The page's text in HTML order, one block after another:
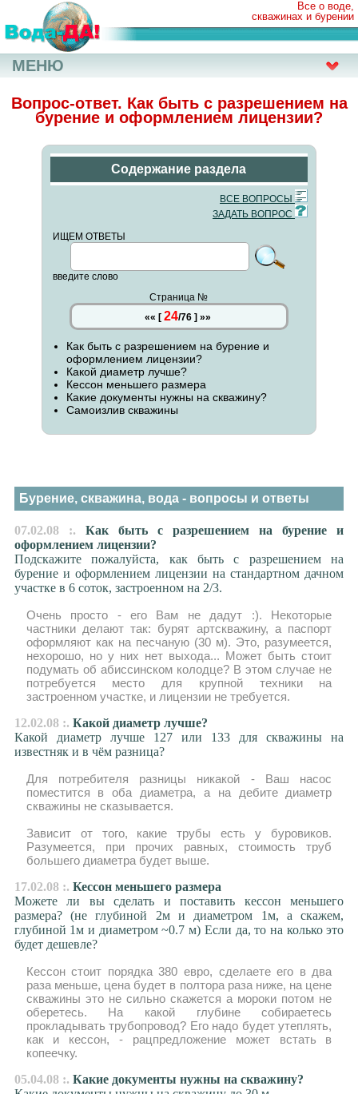
Все о воде,
скважинах и бурении
Вопрос-ответ. Как быть с разрешением на
бурение и оформлением лицензии?
Содержание раздела
ВСЕ ВОПРОСЫ
ЗАДАТЬ ВОПРОС
ИЩЕМ ОТВЕТЫ
введите слово
Страница №
«« [ 24/76] »»
Как быть с разрешением на бурение и
оформлением лицензии?
Какой диаметр лучше?
Кессон меньшего размера
Какие документы нужны на скважину?
Самоизлив скважины
Бурение, скважина, вода - вопросы и ответы
07.02.08 :. Как быть с разрешением на бурение и
оформлением лицензии?
Подскажите пожалуйста, как быть с разрешением на
бурение и оформлением лицензии на стандартном дачном
участке в 6 соток, застроенном на 2/3.
Очень просто - его Вам не дадут :). Некоторые
частники делают так: бурят артскважину, а паспорт
оформляют как на песчаную (30 м). Это, разумеется,
нехорошо, но у них нет выхода... Может быть стоит
подумать об абиссинском колодце? В этом случае не
потребуется место для крупной техники на
застроенном участке, и лицензии не требуется.
12.02.08 :. Какой диаметр лучше?
Какой диаметр лучше 127 или 133 для скважины на
известняк и в чём разница?
Для потребителя разницы никакой - Ваш насос
поместится в оба диаметра, а на дебите диаметр
скважины не сказывается.
Зависит от того, какие трубы есть у буровиков.
Разумеется, при прочих равных, стоимость труб
большего диаметра будет выше.
17.02.08 :. Кессон меньшего размера
Можете ли вы сделать и поставить кессон меньшего
размера? (не глубиной 2м и диаметром 1м, а скажем,
глубиной 1м и диаметром ~0.7 м) Если да, то на колько это
будет дешевле?
Кессон стоит порядка 380 евро, сделаете его в два
раза меньше, цена будет в полтора раза ниже, на цене
скважины это не сильно скажется а мороки потом не
оберетесь. На какой глубине собираетесь
прокладывать трубопровод? Его надо будет утеплять,
как и кессон, - рацпредложение может встать в
копеечку.
05.04.08 :. Какие документы нужны на скважину?
МЕНЮ